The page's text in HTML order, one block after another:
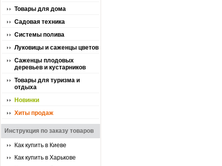
Товары для дома
Садовая техника
Системы полива
Луковицы и саженцы цветов
Саженцы плодовых
деревьев и кустарников
Товары для туризма и
отдыха
Новинки
Хиты продаж
Инструкция по заказу товаров
Как купить в Киеве
Как купить в Харькове